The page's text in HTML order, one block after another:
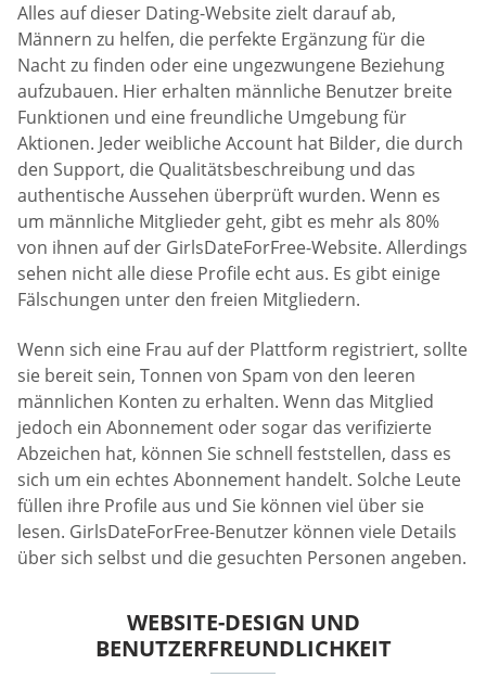
Alles auf dieser Dating-Website zielt darauf ab,
Männern zu helfen, die perfekte Ergänzung für die
Nacht zu finden oder eine ungezwungene Beziehung
aufzubauen. Hier erhalten männliche Benutzer breite
Funktionen und eine freundliche Umgebung für
Aktionen. Jeder weibliche Account hat Bilder, die durch
den Support, die Qualitätsbeschreibung und das
authentische Aussehen überprüft wurden. Wenn es
um männliche Mitglieder geht, gibt es mehr als 80%
von ihnen auf der GirlsDateForFree-Website. Allerdings
sehen nicht alle diese Profile echt aus. Es gibt einige
Fälschungen unter den freien Mitgliedern.
Wenn sich eine Frau auf der Plattform registriert, sollte
sie bereit sein, Tonnen von Spam von den leeren
männlichen Konten zu erhalten. Wenn das Mitglied
jedoch ein Abonnement oder sogar das verifizierte
Abzeichen hat, können Sie schnell feststellen, dass es
sich um ein echtes Abonnement handelt. Solche Leute
füllen ihre Profile aus und Sie können viel über sie
lesen. GirlsDateForFree-Benutzer können viele Details
über sich selbst und die gesuchten Personen angeben.
WEBSITE-DESIGN UND
BENUTZERFREUNDLICHKEIT